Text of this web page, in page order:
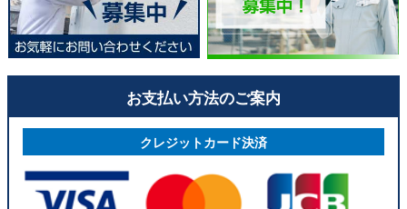
お支払い方法のご案内
クレジットカード決済